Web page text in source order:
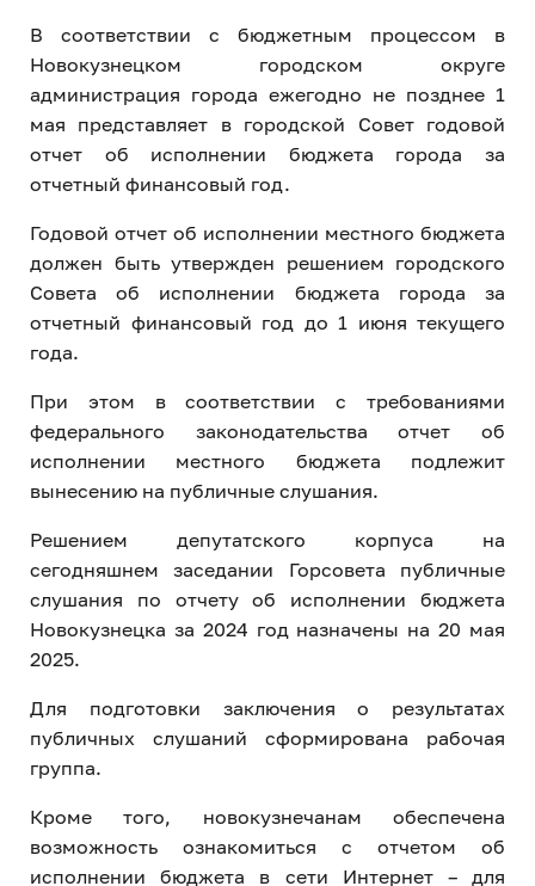
В соответствии с бюджетным процессом в
Новокузнецком городском округе
администрация города ежегодно не позднее 1
мая представляет в городской Совет годовой
отчет об исполнении бюджета города за
отчетный финансовый год.
Годовой отчет об исполнении местного бюджета
должен быть утвержден решением городского
Совета об исполнении бюджета города за
отчетный финансовый год до 1 июня текущего
года.
При этом в соответствии с требованиями
федерального законодательства отчет об
исполнении местного бюджета подлежит
вынесению на публичные слушания.
Решением депутатского корпуса на
сегодняшнем заседании Горсовета публичные
слушания по отчету об исполнении бюджета
Новокузнецка за 2024 год назначены на 20 мая
2025.
Для подготовки заключения о результатах
публичных слушаний сформирована рабочая
группа.
Кроме того, новокузнечанам обеспечена
возможность ознакомиться с отчетом об
исполнении бюджета в сети Интернет – для